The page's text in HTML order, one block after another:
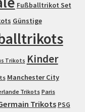
Fußballtrikot Set
Günstige
Trikots Kinder
Manchester City
Trikots Paris
Trikots PSG